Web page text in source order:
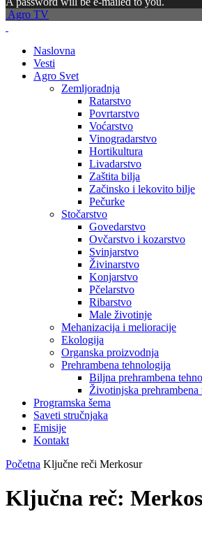
Agro TV
Naslovna
Vesti
Agro Svet
Zemljoradnja
Ratarstvo
Povrtarstvo
Voćarstvo
Vinogradarstvo
Hortikultura
Livadarstvo
Zaštita bilja
Začinsko i lekovito bilje
Pečurke
Stočarstvo
Govedarstvo
Ovčarstvo i kozarstvo
Svinjarstvo
Živinarstvo
Konjarstvo
Pčelarstvo
Ribarstvo
Male životinje
Mehanizacija i melioracije
Ekologija
Organska proizvodnja
Prehrambena tehnologija
Biljna prehrambena
Životinjska prehrambena
Programska šema
Saveti stručnjaka
Emisije
Kontakt
Početna Ključne reči Merkosur
Ključna reč: